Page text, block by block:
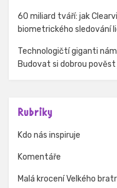
60 miliard tváří: jak
biometrického sledování
Technologičtí giganti
Budovat si dobrou
Rubriky
Kdo nás inspiruje
Komentáře
Malá krocení Velkého